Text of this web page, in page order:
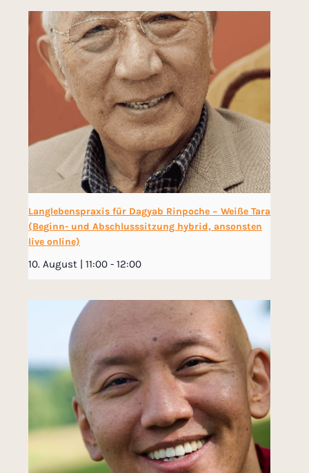
Langlebenspraxis für Dagyab Rinpoche − Weiße Tara
(Beginn- und Abschlusssitzung hybrid, ansonsten
live online)
10. August | 11:00 - 12:00